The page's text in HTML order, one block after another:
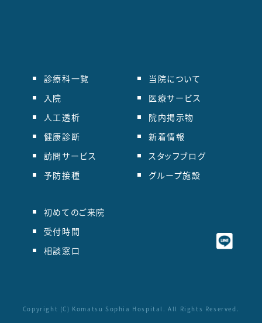
診療科一覧
入院
人工透析
健康診断
訪問サービス
予防接種
当院について
医療サービス
院内掲示物
新着情報
スタッフブログ
グループ施設
初めてのご来院
受付時間
相談窓口
Copyright (C) Komatsu Sophia Hospital. All Rights Reserved.